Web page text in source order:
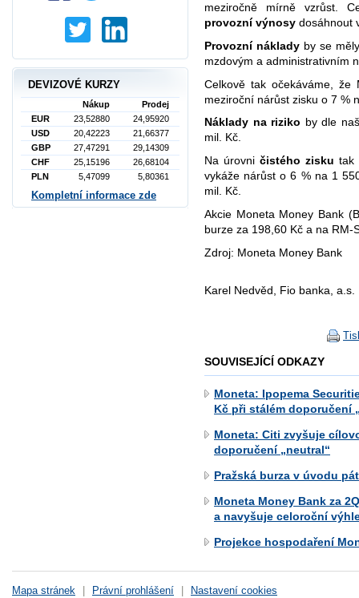
meziročně mírně vzrůst.
provozní výnosy dosáhnout
Provozní náklady by se
mzdovým a administrativním
Celkově tak očekáváme,
meziroční nárůst zisku o 7 %
Náklady na riziko by dle
mil. Kč.
Na úrovničistého zisku tak
vykáže nárůst o 6 % na 1
mil. Kč.
Akcie Moneta Money Bank
burze za 198,60 Kč a na RM-
Zdroj: Moneta Money Bank
Karel Nedvěd, Fio banka, a.s.
SOUVISEJÍCÍ ODKAZY
Moneta: Ipopema
Kč při stálém doporučení
Moneta: Citi zvyšuje
doporučení „neutral“
Pražská burza v úvodu
Moneta Money Bank za
a navyšuje celoroční
Projekce hospodaření
DEVIZOVÉ KURZY
Nákup
Prodej
EUR
23,52880
24,95920
USD
20,42223
21,66377
GBP
27,47291
29,14309
CHF
25,15196
26,68104
PLN
5,47099 5,80361
Kompletní informace zde
Mapa stránek Právní prohlášení Nastavení cookies